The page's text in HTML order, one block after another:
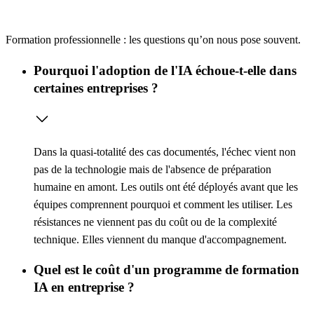
Formation professionnelle : les questions qu’on nous pose souvent.
Pourquoi l'adoption de l'IA échoue-t-elle dans
certaines entreprises ?
Dans la quasi-totalité des cas documentés, l'échec vient non
pas de la technologie mais de l'absence de préparation
humaine en amont. Les outils ont été déployés avant que les
équipes comprennent pourquoi et comment les utiliser. Les
résistances ne viennent pas du coût ou de la complexité
technique. Elles viennent du manque d'accompagnement.
Quel est le coût d'un programme de formation
IA en entreprise ?